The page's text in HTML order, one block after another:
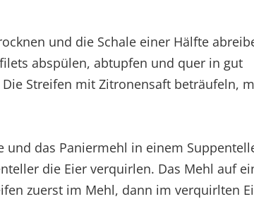
und die Schale einer Hälfte
abspülen, abtupfen und quer in gut
Streifen mit Zitronensaft beträufeln,
und das Paniermehl in einem
die Eier verquirlen. Das Mehl auf
zuerst im Mehl, dann im verquirlten